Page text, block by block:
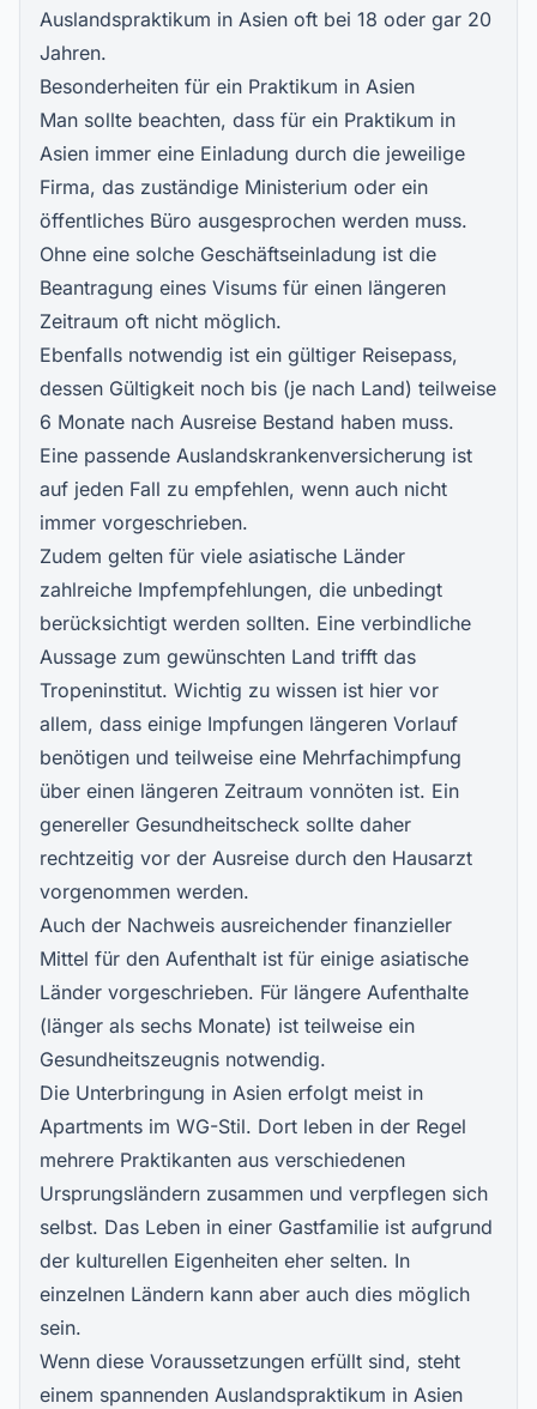
Auslandspraktikum in Asien oft bei 18 oder gar 20
Jahren.
Besonderheiten für ein Praktikum in Asien
Man sollte beachten, dass für ein Praktikum in
Asien immer eine Einladung durch die jeweilige
Firma, das zuständige Ministerium oder ein
öffentliches Büro ausgesprochen werden muss.
Ohne eine solche Geschäftseinladung ist die
Beantragung eines Visums für einen längeren
Zeitraum oft nicht möglich.
Ebenfalls notwendig ist ein gültiger Reisepass,
dessen Gültigkeit noch bis (je nach Land) teilweise
6 Monate nach Ausreise Bestand haben muss.
Eine passende Auslandskrankenversicherung ist
auf jeden Fall zu empfehlen, wenn auch nicht
immer vorgeschrieben.
Zudem gelten für viele asiatische Länder
zahlreiche Impfempfehlungen, die unbedingt
berücksichtigt werden sollten. Eine verbindliche
Aussage zum gewünschten Land trifft das
Tropeninstitut. Wichtig zu wissen ist hier vor
allem, dass einige Impfungen längeren Vorlauf
benötigen und teilweise eine Mehrfachimpfung
über einen längeren Zeitraum vonnöten ist. Ein
genereller Gesundheitscheck sollte daher
rechtzeitig vor der Ausreise durch den Hausarzt
vorgenommen werden.
Auch der Nachweis ausreichender finanzieller
Mittel für den Aufenthalt ist für einige asiatische
Länder vorgeschrieben. Für längere Aufenthalte
(länger als sechs Monate) ist teilweise ein
Gesundheitszeugnis notwendig.
Die Unterbringung in Asien erfolgt meist in
Apartments im WG-Stil. Dort leben in der Regel
mehrere Praktikanten aus verschiedenen
Ursprungsländern zusammen und verpflegen sich
selbst. Das Leben in einer Gastfamilie ist aufgrund
der kulturellen Eigenheiten eher selten. In
einzelnen Ländern kann aber auch dies möglich
sein.
Wenn diese Voraussetzungen erfüllt sind, steht
einem spannenden Auslandspraktikum in Asien